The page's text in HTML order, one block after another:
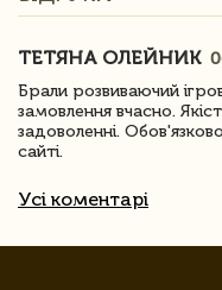
ТЕТЯНА ОЛЕЙНИК
Брали розвиваючий
замовлення вчасно.
задоволенні.
сайті.
Усі коментарі